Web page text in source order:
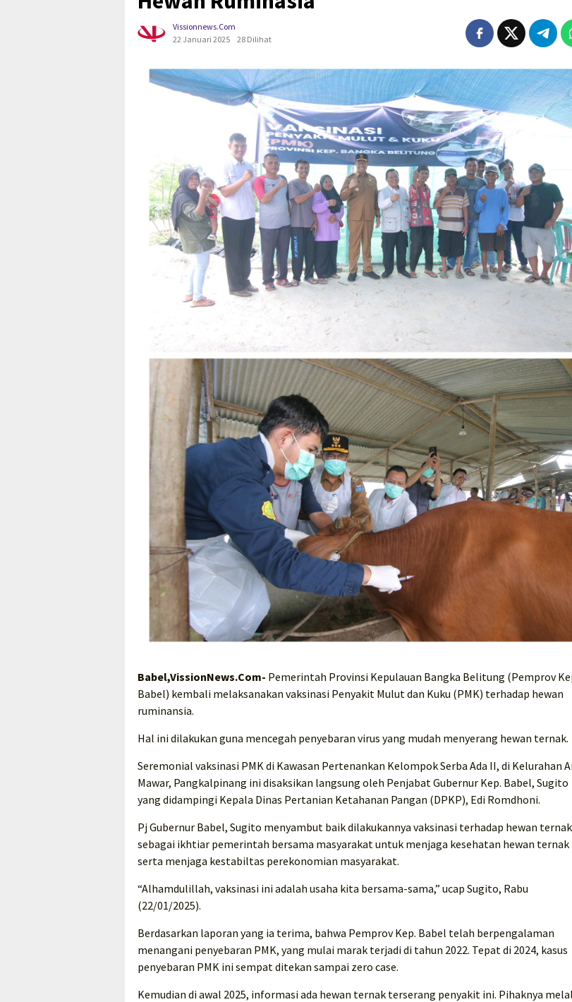
Vissionnews.com
22 Januari 2025
28 Dilihat
Babel,VissionNews.Com- Pemerintah Provinsi Kepulauan Bangka Belitung (Pemprov
Babel) kembali melaksanakan vaksinasi Penyakit Mulut dan Kuku (PMK) terhadap hewan
ruminansia.
Hal ini dilakukan guna mencegah penyebaran virus yang mudah menyerang hewan ternak.
Seremonial vaksinasi PMK di Kawasan Pertenankan Kelompok Serba Ada II, di Kelurahan
Mawar, Pangkalpinang ini disaksikan langsung oleh Penjabat Gubernur Kep. Babel, Sugito
yang didampingi Kepala Dinas Pertanian Ketahanan Pangan (DPKP), Edi Romdhoni.
Pj Gubernur Babel, Sugito menyambut baik dilakukannya vaksinasi terhadap hewan
sebagai ikhtiar pemerintah bersama masyarakat untuk menjaga kesehatan hewan ternak
serta menjaga kestabiltas perekonomian masyarakat.
“Alhamdulillah, vaksinasi ini adalah usaha kita bersama-sama,” ucap Sugito, Rabu
(22/01/2025).
Berdasarkan laporan yang ia terima, bahwa Pemprov Kep. Babel telah berpengalaman
menangani penyebaran PMK, yang mulai marak terjadi di tahun 2022. Tepat di 2024, kasus
penyebaran PMK ini sempat ditekan sampai zero case.
Kemudian di awal 2025, informasi ada hewan ternak terserang penyakit ini. Pihaknya